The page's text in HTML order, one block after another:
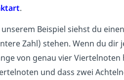
.
unserem Beispiel siehst du einen
Zahl) stehen. Wenn du dir
von genau vier
und dass zwei